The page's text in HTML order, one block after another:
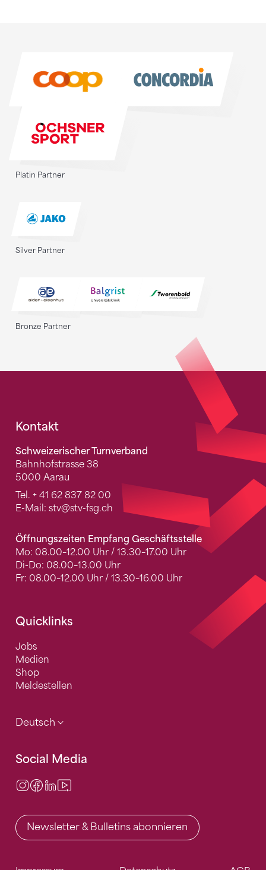
Platin Partner
Silver Partner
Bronze Partner
Fusszeile
Kontakt
Schweizerischer Turnverband
Bahnhofstrasse 38
5000 Aarau
Tel. + 41 62 837 82 00
E-Mail: stv@stv-fsg.ch
Öffnungszeiten Empfang Geschäftsstelle
Mo: 08.00–12.00 Uhr / 13.30–17.00 Uhr
Di-Do: 08.00–13.00 Uhr
Fr: 08.00–12.00 Uhr / 13.30–16.00 Uhr
Quicklinks
Jobs
Medien
Shop
Meldestellen
Deutsch
Social Media
Instagram
Facebook
LinkedIn
Newsletter & Bulletins abonnieren